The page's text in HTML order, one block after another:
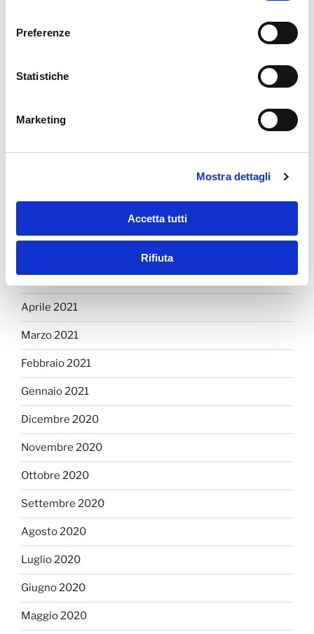
Preferenze
Statistiche
Marketing
Mostra dettagli
Accetta tutti
Rifiuta
Marzo 2024
Dicembre 2021
Maggio 2021
Aprile 2021
Marzo 2021
Febbraio 2021
Gennaio 2021
Dicembre 2020
Novembre 2020
Ottobre 2020
Settembre 2020
Agosto 2020
Luglio 2020
Giugno 2020
Maggio 2020